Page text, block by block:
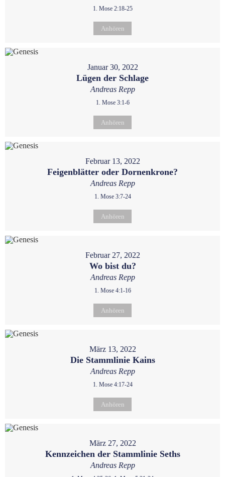
1. Mose 2:18-25
Anhören
Januar 30, 2022
Lügen der Schlage
Andreas Repp
1. Mose 3:1-6
Anhören
Februar 13, 2022
Feigenblätter oder Dornenkrone?
Andreas Repp
1. Mose 3:7-24
Anhören
Februar 27, 2022
Wo bist du?
Andreas Repp
1. Mose 4:1-16
Anhören
März 13, 2022
Die Stammlinie Kains
Andreas Repp
1. Mose 4:17-24
Anhören
März 27, 2022
Kennzeichen der Stammlinie Seths
Andreas Repp